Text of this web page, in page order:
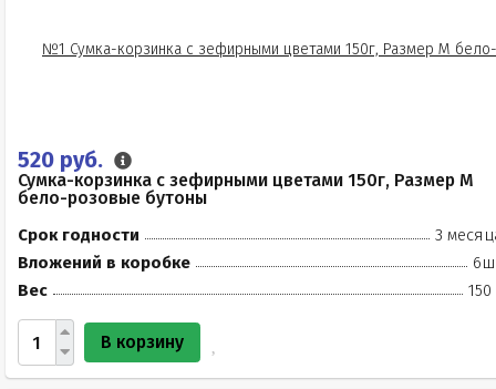
520 руб.
Сумка-корзинка с зефирными цветами 150г, Размер М
бело-розовые бутоны
Срок годности
3
Вложений в коробке
Вес
150
В корзину